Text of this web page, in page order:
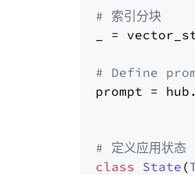
# 索引分块
_ =
# Define
prompt =
# 定义应用状态
class State (